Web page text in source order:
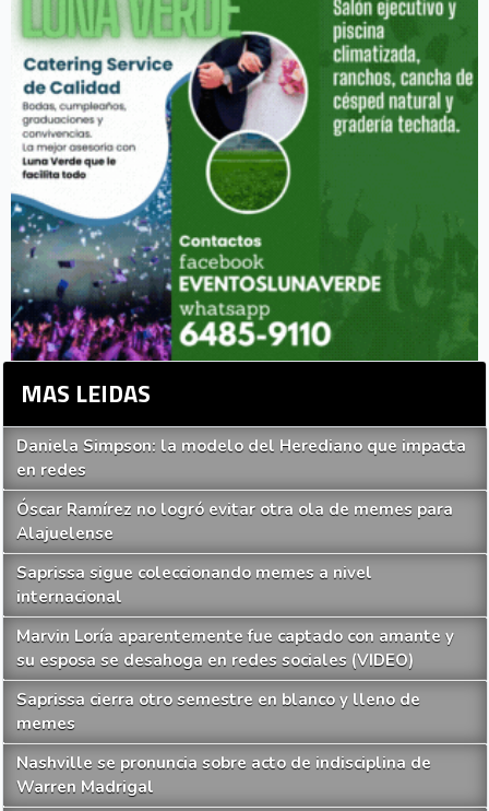
MAS LEIDAS
Daniela Simpson: la modelo del Herediano que impacta
en redes
Óscar Ramírez no logró evitar otra ola de memes para
Alajuelense
Saprissa sigue coleccionando memes a nivel
internacional
Marvin Loría aparentemente fue captado con amante y
su esposa se desahoga en redes sociales (VIDEO)
Saprissa cierra otro semestre en blanco y lleno de
memes
Nashville se pronuncia sobre acto de indisciplina de
Warren Madrigal